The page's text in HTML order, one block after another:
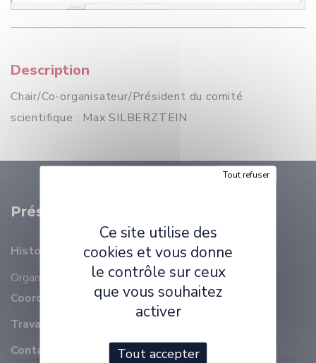
Description
Chair/Co-organisateur/Président du comité
scientifique : Max SILBERZTEIN
Présentation
Histoire
Organisation
Membres
Coordonnées
Travailler à ELLIADD
Contact
Ce site utilise des
cookies et vous donne
le contrôle sur ceux
que vous souhaitez
activer
Tout accepter
Tout refuser